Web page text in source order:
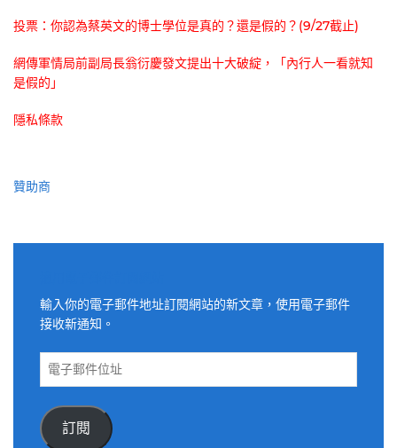
投票：你認為蔡英文的博士學位是真的？還是假的？(9/27截止)
網傳軍情局前副局長翁衍慶發文提出十大破綻，「內行人一看就知
是假的」
隱私條款
贊助商
輸入你的電子郵件地址訂閱網站的新文章，使用電子郵件
接收新通知。
電
件
位
訂閱